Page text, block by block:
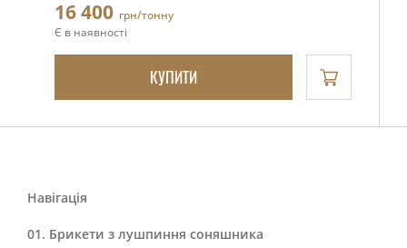
Навігація
Брикети з лушпиння соняшника
16 400 грн/тонну
Є в наявності
КУПИТИ